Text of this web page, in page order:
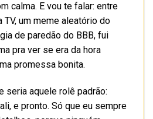
calma. E vou te falar: entre
um meme aleatório do
de paredão do BBB, fui
pra ver se era da hora
promessa bonita.
seria aquele rolê padrão:
e pronto. Só que eu sempre